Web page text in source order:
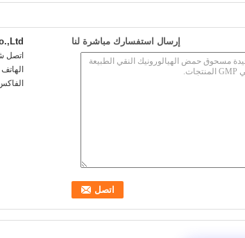
إرسال استفسارك مباشرة لنا